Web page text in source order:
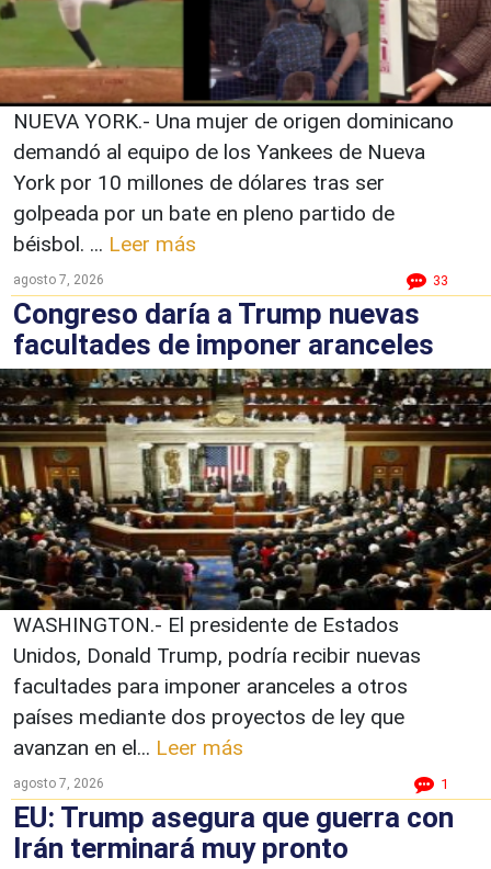
NUEVA YORK.- Una mujer de origen dominicano
demandó al equipo de los Yankees de Nueva
York por 10 millones de dólares tras ser
golpeada por un bate en pleno partido de
béisbol. ... Leer más
agosto 7, 2026 33
Congreso daría a Trump nuevas
facultades de imponer aranceles
WASHINGTON.- El presidente de Estados
Unidos, Donald Trump, podría recibir nuevas
facultades para imponer aranceles a otros
países mediante dos proyectos de ley que
avanzan en el... Leer más
agosto 7, 2026 1
EU: Trump asegura que guerra con
Irán terminará muy pronto